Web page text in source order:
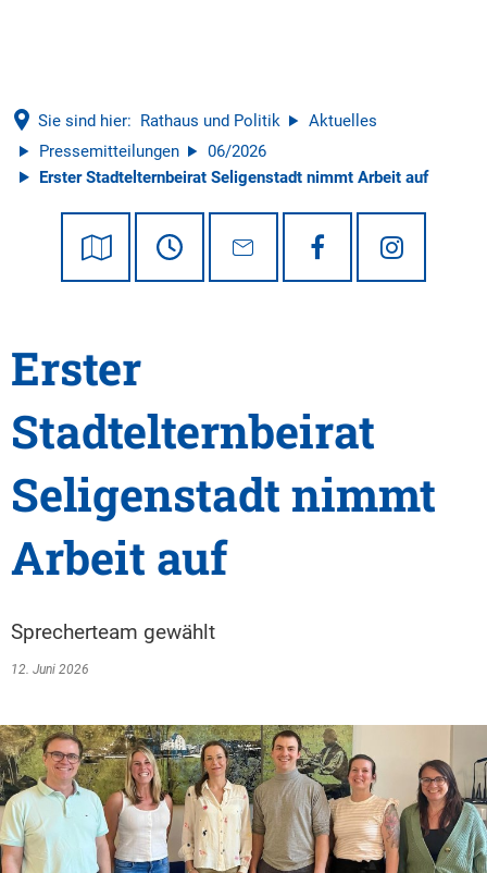
Sie sind hier: Rathaus und Politik
Aktuelles
Pressemitteilungen
06/2026
Erster Stadtelternbeirat Seligenstadt nimmt Arbeit auf
Erster
Stadtelternbeirat
Seligenstadt nimmt
Arbeit auf
Sprecherteam gewählt
12. Juni 2026